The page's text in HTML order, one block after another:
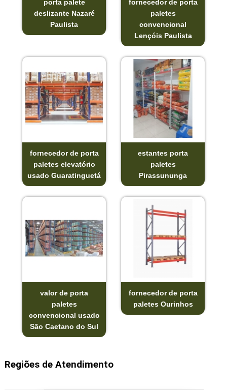
porta palete
deslizante Nazaré
Paulista
fornecedor de porta
paletes
convencional
Lençóis Paulista
fornecedor de porta
paletes elevatório
usado Guaratinguetá
estantes porta
paletes
Pirassununga
valor de porta
paletes
convencional usado
São Caetano do Sul
fornecedor de porta
paletes Ourinhos
Regiões de Atendimento